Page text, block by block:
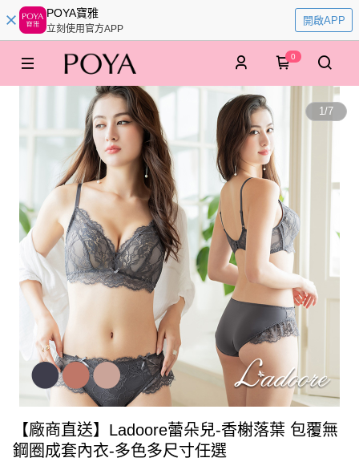
POYA寶雅
立刻使用官方APP
開啟APP
0
1/7
【廠商直送】Ladoore蕾朵兒-香榭落葉 包覆無
鋼圈成套內衣-多色多尺寸任選